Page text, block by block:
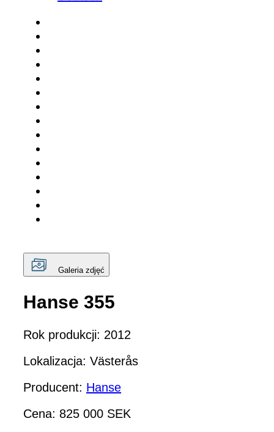
Galeria zdjęć
Hanse 355
Rok produkcji: 2012
Lokalizacja: Västerås
Producent: Hanse
Cena: 825 000 SEK